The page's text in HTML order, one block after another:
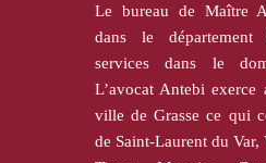
Le bureau de Maître
dans le
services dans le
L’avocat Antebi exerce
ville de Grasse ce qui
de Saint-Laurent du Var,